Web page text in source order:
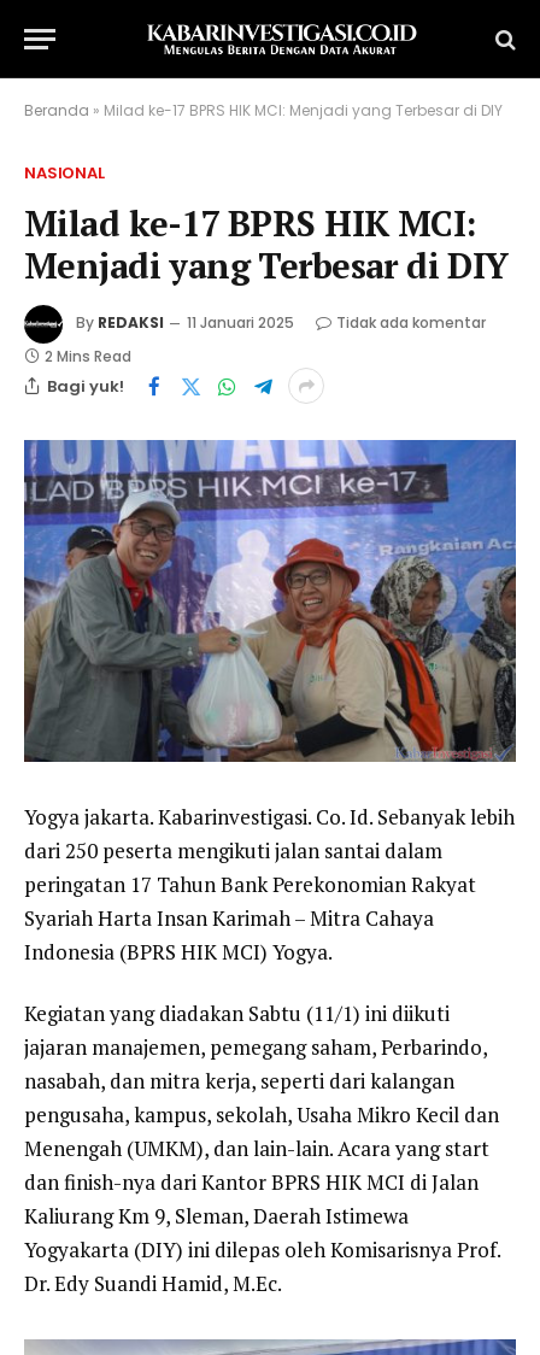
Beranda » Milad ke-17 BPRS HIK MCI: Menjadi yang Terbesar di DIY
NASIONAL
Milad ke-17 BPRS HIK MCI:
Menjadi yang Terbesar di DIY
By REDAKSI 11 Januari 2025
Tidak ada komentar
2 Mins Read
Bagi yuk!
Yogya jakarta. Kabarinvestigasi. Co. Id. Sebanyak lebih
dari 250 peserta mengikuti jalan santai dalam
peringatan 17 Tahun Bank Perekonomian Rakyat
Syariah Harta Insan Karimah – Mitra Cahaya
Indonesia (BPRS HIK MCI) Yogya.
Kegiatan yang diadakan Sabtu (11/1) ini diikuti
jajaran manajemen, pemegang saham, Perbarindo,
nasabah, dan mitra kerja, seperti dari kalangan
pengusaha, kampus, sekolah, Usaha Mikro Kecil dan
Menengah (UMKM), dan lain-lain. Acara yang start
dan finish-nya dari Kantor BPRS HIK MCI di Jalan
Kaliurang Km 9, Sleman, Daerah Istimewa
Yogyakarta (DIY) ini dilepas oleh Komisarisnya Prof.
Dr. Edy Suandi Hamid, M.Ec.